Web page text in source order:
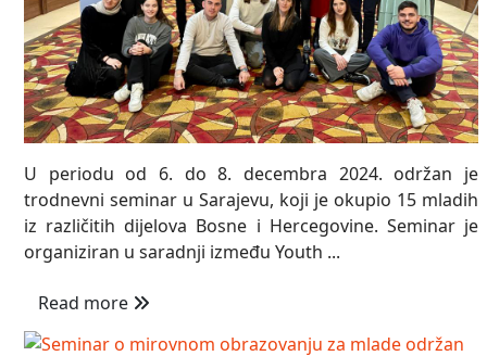
U periodu od 6. do 8. decembra 2024. održan je
trodnevni seminar u Sarajevu, koji je okupio 15 mladih
iz različitih dijelova Bosne i Hercegovine. Seminar je
organiziran u saradnji između Youth ...
Read more